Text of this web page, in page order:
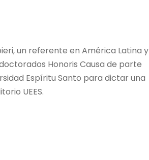
un referente en América Latina y
Honoris Causa de parte
Espíritu Santo para dictar una
UEES.